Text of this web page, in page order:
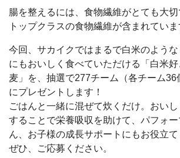
腸を整えるには、食物繊維がとても大
トップクラスの食物繊維が含まれていま
今回、サカイクではまるで白米のよう
にもおいしく食べていただける「白米
麦」を、抽選で277チーム（各チーム36
にプレゼントします！
ごはんと一緒に混ぜて炊くだけ。おい
することで栄養吸収を助けて、パフォ
ん、お子様の成長サポートにもお役立て
ぜひ、ご応募ください。